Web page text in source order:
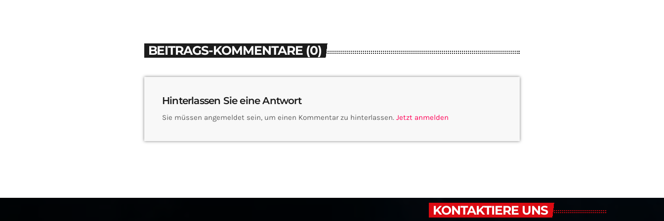
BEITRAGS-KOMMENTARE (0)
Hinterlassen Sie eine Antwort
Sie müssen angemeldet sein, um einen Kommentar zu hinterlassen. Jetzt anmelden
KONTAKTIERE UNS